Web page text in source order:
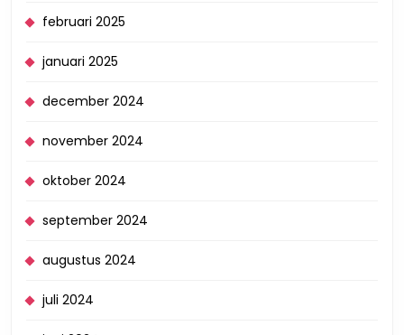
februari 2025
januari 2025
december 2024
november 2024
oktober 2024
september 2024
augustus 2024
juli 2024